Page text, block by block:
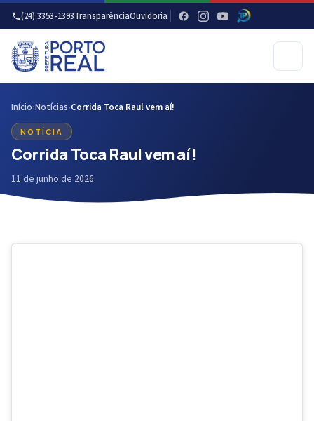
(24) 3353-1393TransparênciaOuvidoria
Início›Notícias›Corrida Toca Raul vem aí!
NOTÍCIA
Corrida Toca Raul vem aí!
11 de junho de 2026